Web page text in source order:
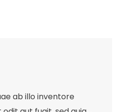
ab illo inventore